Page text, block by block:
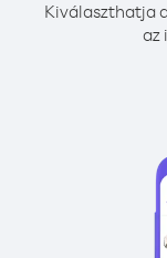
Kiválaszthatja
az